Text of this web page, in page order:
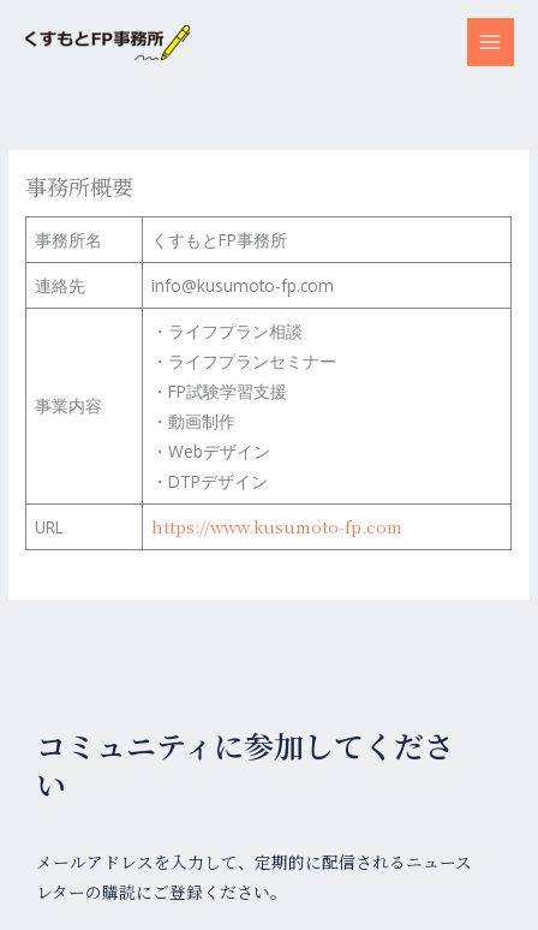
事務所概要
事務所名
くすもとFP事務所
連絡先
info@kusumoto-fp.com
事業内容
・ライフプラン相談
・ライフプランセミナー
・FP試験学習支援
・動画制作
・Webデザイン
・DTPデザイン
URL
https://www.kusumoto-fp.com
コミュニティに参加してくださ
い
メールアドレスを入力して、定期的に配信されるニュース
レターの購読にご登録ください。